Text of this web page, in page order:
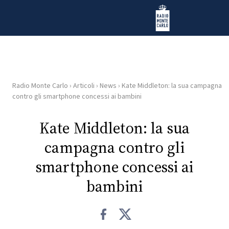
Radio Monte Carlo
HOME
RADIO
Radio Monte Carlo › Articoli › News › Kate Middleton: la sua campagna
contro gli smartphone concessi ai bambini
Kate Middleton: la sua
campagna contro gli
smartphone concessi ai
bambini